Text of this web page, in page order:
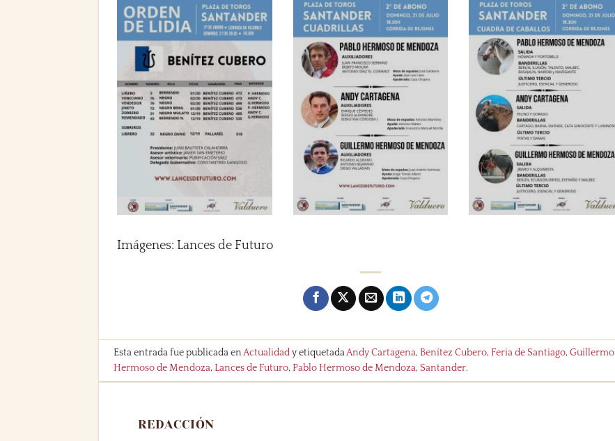
Imágenes: Lances de Futuro
Esta entrada fue publicada enActualidady etiquetadaAndy Cartagena,Benítez Cubero,Feria de Santiago,Guillermo
Hermoso de Mendoza,Lances de Futuro,Pablo Hermoso de Mendoza,Santander.
REDACCIÓN